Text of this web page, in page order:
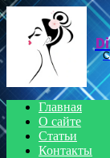
Главная
О сайте
Статьи
Контакты